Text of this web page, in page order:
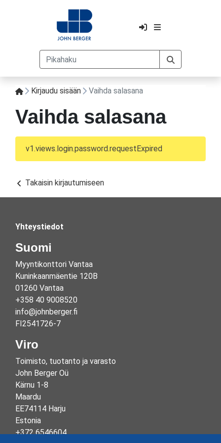
Kirjaudu sisään Vaihda salasana
Vaihda salasana
v1.views.login.password.requestExpired
Takaisin kirjautumiseen
Yhteystiedot
Suomi
Myyntikonttori Vantaa
Kuninkaanmäentie 120B
01260 Vantaa
+358 40 9008520
info@johnberger.fi
FI2541726-7
Viro
Toimisto, tuotanto ja varasto
John Berger Oü
Kärnu 1-8
Maardu
EE74114 Harju
Estonia
+372 6546604